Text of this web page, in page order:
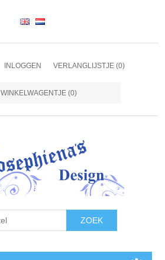
INLOGGEN VERLANGLIJSTJE (0)
WINKELWAGENTJE (0)
ZOEK